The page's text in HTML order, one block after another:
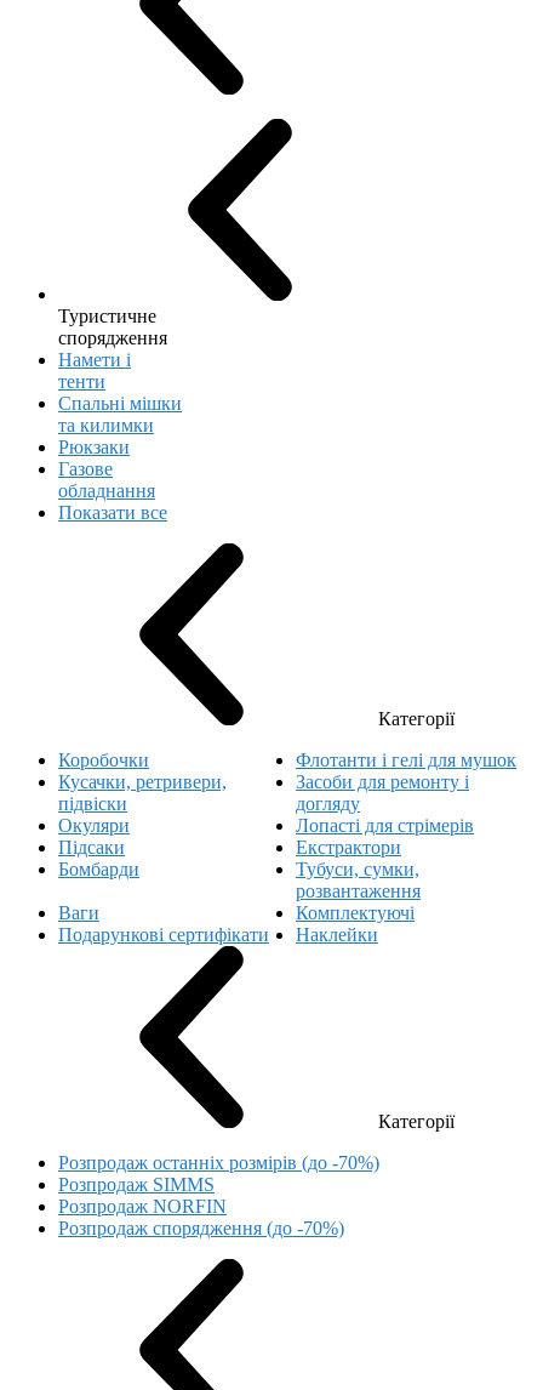
Туристичне
спорядження
Намети і
тенти
Спальні мішки
та килимки
Рюкзаки
Газове
обладнання
Показати все
Категорії
Коробочки
Флотанти і гелі для мушок
Кусачки, ретривери,
підвіски
Засоби для ремонту і
догляду
Окуляри
Лопасті для стрімерів
Підсаки
Екстрактори
Бомбарди
Тубуси, сумки,
розвантаження
Ваги
Комплектуючі
Подарункові сертифікати
Наклейки
Категорії
Розпродаж останніх розмірів (до -70%)
Розпродаж SIMMS
Розпродаж NORFIN
Розпродаж спорядження (до -70%)